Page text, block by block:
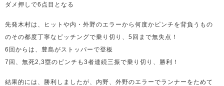
ダメ押しで6点目となる
先発木村は、ヒットや内・外野のエラーから何度かピンチを背負うもの
のその都度丁寧なピッチングで乗り切り、5回まで無失点！
6回からは、豊島がストッパーで登板
7回、無死2,3塁のピンチも3者連続三振で乗り切り、勝利！
結果的には、勝利しましたが、内野、外野のエラーでランナーをためて